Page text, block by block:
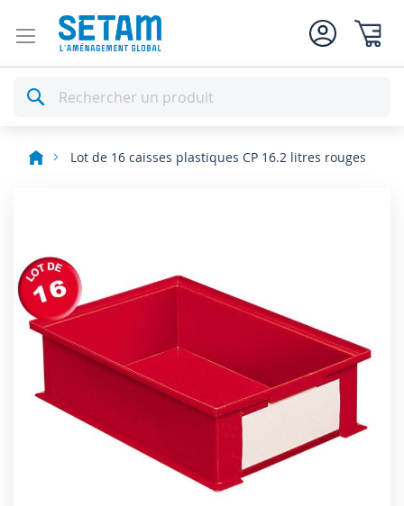
Rechercher
Lot de 16 caisses plastiques CP 16.2 litres rouges
of
the
images
gallery